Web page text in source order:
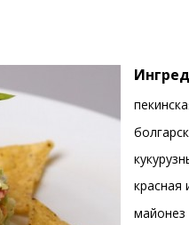
красная
майонез